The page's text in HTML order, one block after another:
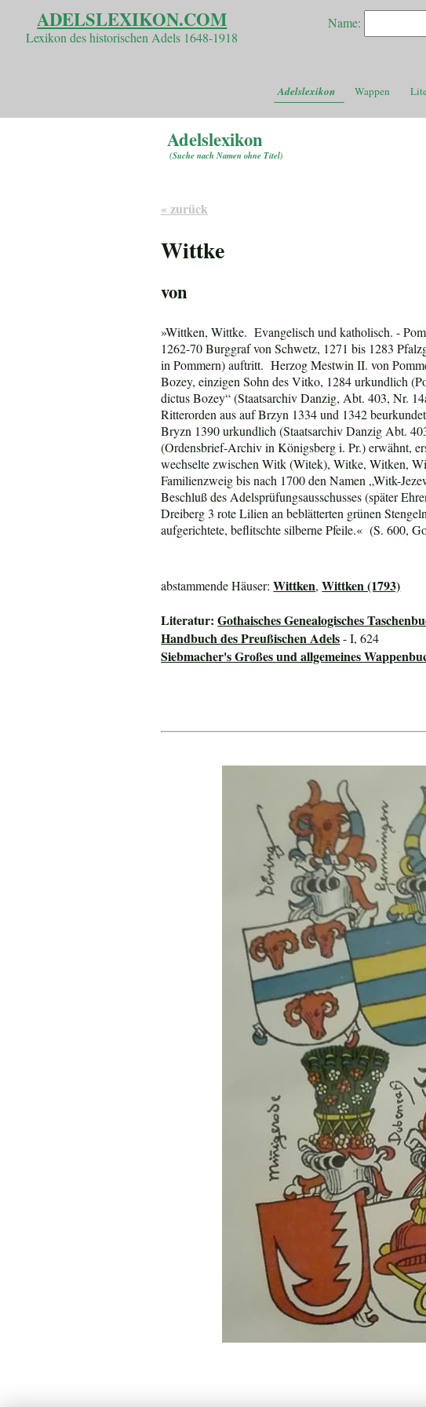
ADELSLEXIKON.COM
Lexikon des historischen Adels 1648-1918
Name:
Adelslexikon Wappen
Adelslexikon
(Suche nach Namen ohne Titel)
« zurück
Wittke
von
»Wittken, Wittke. Evangelisch und katholisch. -
1262-70 Burggraf von Schwetz, 1271 bis 1283
in Pommern) auftritt. Herzog Mestwin II. von
Bozey, einzigen Sohn des Vitko, 1284 urkundlich
dictus Bozey“ (Staatsarchiv Danzig, Abt. 403, Nr.
Ritterorden aus auf Brzyn 1334 und 1342
Bryzn 1390 urkundlich (Staatsarchiv Danzig Abt.
(Ordensbrief-Archiv in Königsberg i. Pr.) erwähnt,
wechselte zwischen Witk (Witek), Witke, Witken,
Familienzweig bis nach 1700 den Namen „Witk-
Beschluß des Adelsprüfungsausschusses (später
Dreiberg 3 rote Lilien an beblätterten grünen
aufgerichtete, beflitschte silberne Pfeile.« (S. 600,
abstammende Häuser:Wittken,Wittken (1793)
Literatur:Gothaisches Genealogisches
Handbuch des Preußischen Adels- I, 624
Siebmacher's Großes und allgemeines